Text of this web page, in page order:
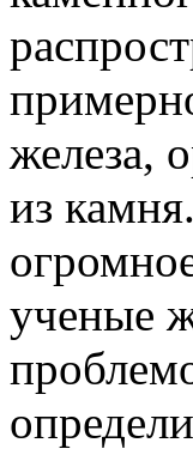
железа,
из
ученые